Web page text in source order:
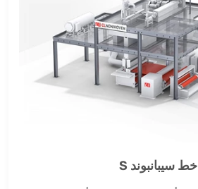
خط سيبانبوند S